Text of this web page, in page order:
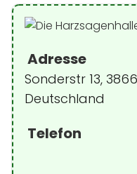
Adresse
Sonderstr 13,
Deutschland
Telefon